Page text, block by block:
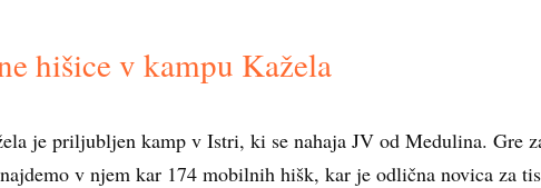
hišice v kampu Kažela
je priljubljen kamp v Istri, ki se nahaja JV od Medulina. Gre
v njem kar 174 mobilnih hišk, kar je odlična novica za